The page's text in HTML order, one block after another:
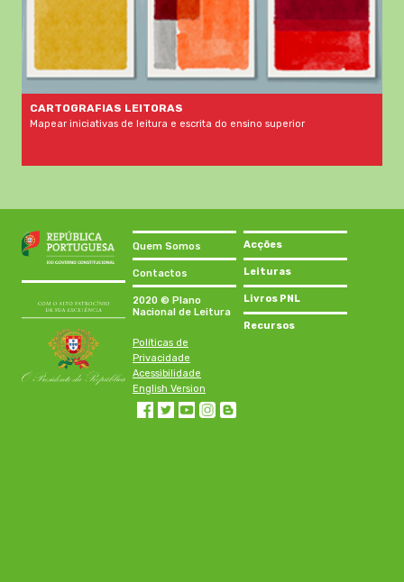
CARTOGRAFIAS LEITORAS
Mapear iniciativas de leitura e escrita do ensino superior
Quem Somos
Contactos
2020 © Plano
Nacional de Leitura
Políticas de
Privacidade
Acessibilidade
English Version
Acções
Leituras
Livros PNL
Recursos